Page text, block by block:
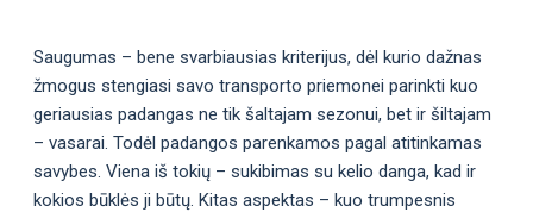
Saugumas – bene svarbiausias kriterijus, dėl kurio dažnas
žmogus stengiasi savo transporto priemonei parinkti kuo
geriausias padangas ne tik šaltajam sezonui, bet ir šiltajam
– vasarai. Todėl padangos parenkamos pagal atitinkamas
savybes. Viena iš tokių – sukibimas su kelio danga, kad ir
kokios būklės ji būtų. Kitas aspektas – kuo trumpesnis